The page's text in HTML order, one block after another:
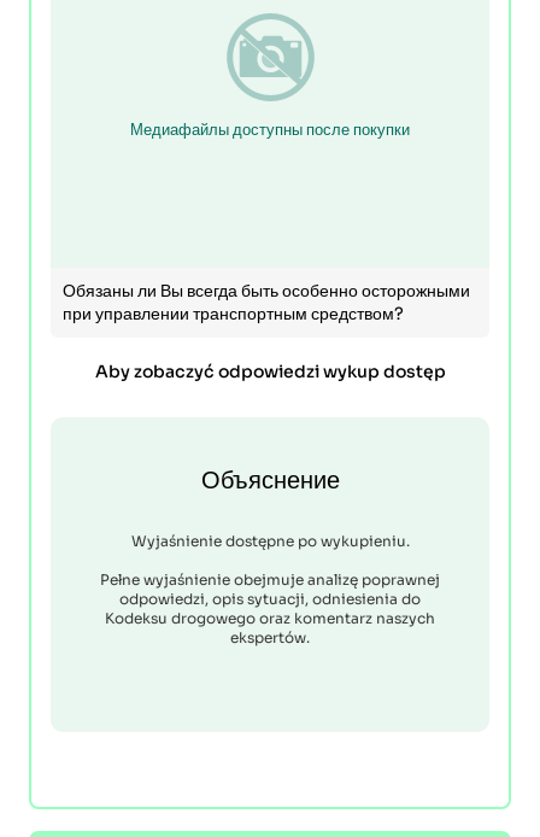
Медиафайлы доступны после покупки
Обязаны ли Вы всегда быть особенно осторожными
при управлении транспортным средством?
Aby zobaczyć odpowiedzi wykup dostęp
Объяснение
Wyjaśnienie dostępne po wykupieniu.
Pełne wyjaśnienie obejmuje analizę poprawnej
odpowiedzi, opis sytuacji, odniesienia do
Kodeksu drogowego oraz komentarz naszych
ekspertów.